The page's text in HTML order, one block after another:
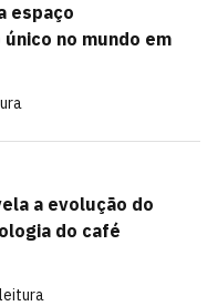
espaço
no mundo em
a evolução do
do café